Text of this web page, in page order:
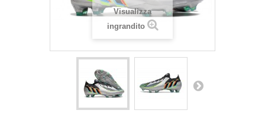
Visualizza
ingrandito